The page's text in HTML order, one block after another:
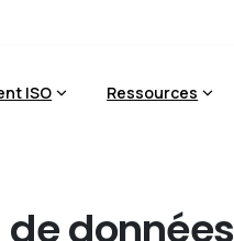
ISO Ressources
dedonnées